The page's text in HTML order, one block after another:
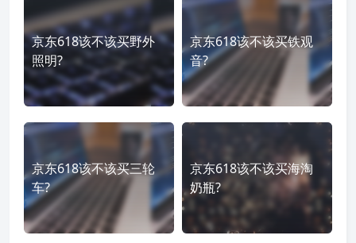
京东618该不该买野外
照明?
京东618该不该买铁观
音?
京东618该不该买三轮
车?
京东618该不该买海淘
奶瓶?